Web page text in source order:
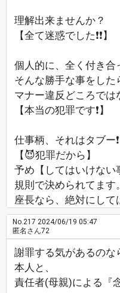
理解出来ませんか？
【全て迷惑でした❗❗】
個人的に、全く付き合
そんな勝手な事をした
マナー違反どころでは
【本当の犯罪です❗】
仕事柄、それはタブー
【😈犯罪だから】
予め【してはいけない
規則で決められてます。
座長なら、絶対にして
No.217 2024/06/19 05:47
匿名さん72
謝罪する気があるのな
本人と、
責任者(母親)による『